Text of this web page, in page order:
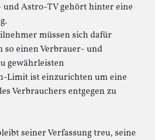
und Astro-TV gehört hinter eine
müssen sich dafür
so einen Verbrauer- und
gewährleisten
Limit ist einzurichten um eine
Verbrauchers entgegen zu
seiner Verfassung treu, seine